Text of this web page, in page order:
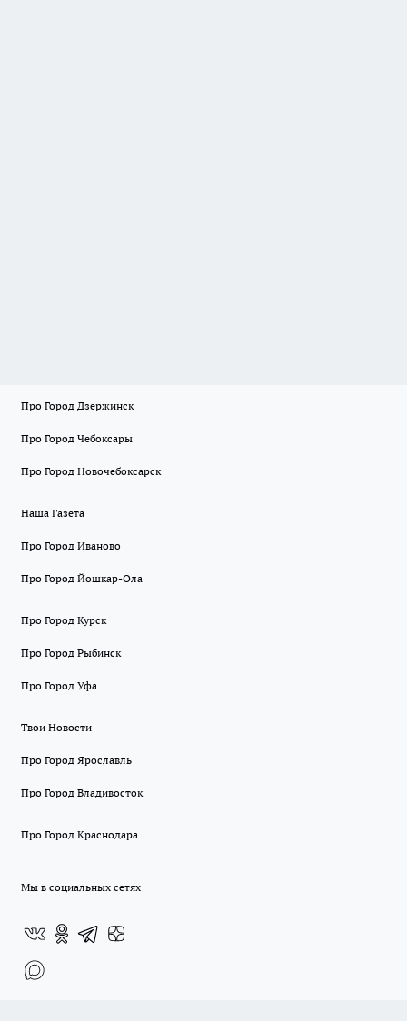
Про Город Дзержинск
Про Город Чебоксары
Про Город Новочебоксарск
Наша Газета
Про Город Иваново
Про Город Йошкар-Ола
Про Город Курск
Про Город Рыбинск
Про Город Уфа
Твои Новости
Про Город Ярославль
Про Город Владивосток
Про Город Краснодара
Мы в социальных сетях